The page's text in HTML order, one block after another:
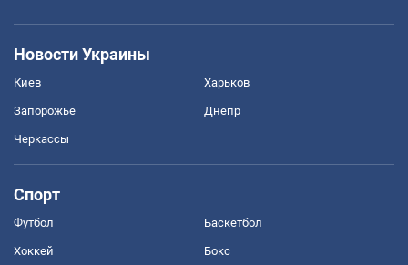
Новости Украины
Киев Харьков
Запорожье Днепр
Черкассы
Спорт
Футбол Баскетбол
Хоккей Бокс